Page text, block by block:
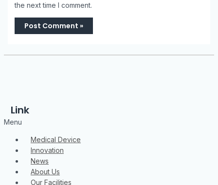
the next time I comment.
Link
Menu
Medical Device
Innovation
News
About Us
Our Facilities